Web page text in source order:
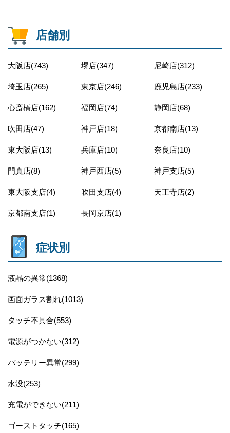
店舗別
大阪店(743) 堺店(347) 尼崎店(312)
埼玉店(265) 東京店(246) 鹿児島店(233)
心斎橋店(162) 福岡店(74) 静岡店(68)
吹田店(47) 神戸店(18) 京都南店(13)
東大阪店(13) 兵庫店(10) 奈良店(10)
門真店(8) 神戸西店(5) 神戸支店(5)
東大阪支店(4) 吹田支店(4) 天王寺店(2)
京都南支店(1) 長岡京店(1)
症状別
液晶の異常(1368)
画面ガラス割れ(1013)
タッチ不具合(553)
電源がつかない(312)
バッテリー異常(299)
水没(253)
充電ができない(211)
ゴーストタッチ(165)